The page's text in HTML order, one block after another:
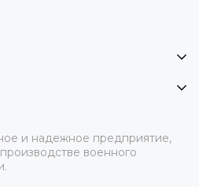
и надежное предприятие,
военного